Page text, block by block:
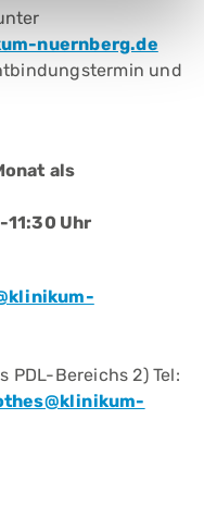
nuernberg.de
und
als
Uhr
PDL-Bereichs 2) Tel: